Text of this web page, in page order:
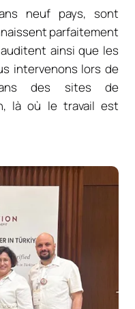
neuf pays, sont
parfaitement
ainsi que les
intervenons lors de
des sites de
là où le travail est